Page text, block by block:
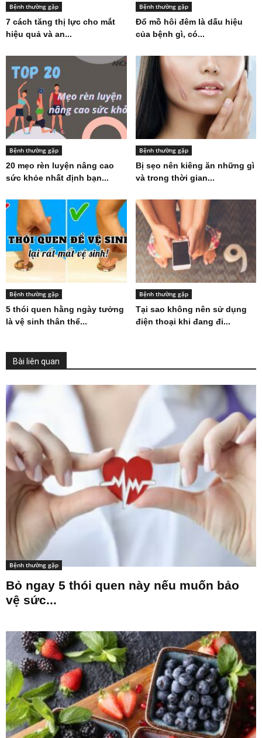
Bệnh thường gặp
7 cách tăng thị lực cho mắt
hiệu quả và an...
Bệnh thường gặp
Đổ mồ hôi đêm là dấu hiệu
của bệnh gì, có...
Bệnh thường gặp
20 mẹo rèn luyện nâng cao
sức khỏe nhất định bạn...
Bệnh thường gặp
Bị sẹo nên kiêng ăn những gì
và trong thời gian...
Bệnh thường gặp
5 thói quen hằng ngày tưởng
là vệ sinh thân thể...
Bệnh thường gặp
Tại sao không nên sử dụng
điện thoại khi đang đi...
Bài liên quan
Bệnh thường gặp
Bỏ ngay 5 thói quen này nếu muốn bảo
vệ sức...